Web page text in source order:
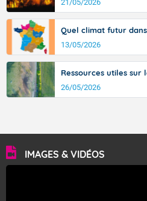
Le soleil brille généreusement.
Températures maximales : 31
Vent d'Est faible à modéré.
21/05/2026
Quel climat futur
13/05/2026
Ressources utiles sur
26/05/2026
IMAGES & VIDÉOS